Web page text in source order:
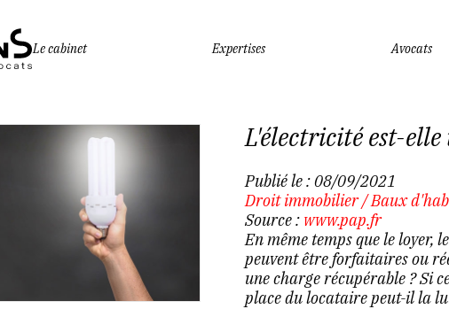
Le cabinet
Expertises Avocats
L'électricité est-
Publié le :08/09/2021
Droit immobilier/Baux
Source : www.pap.fr
En même temps que le loyer,
peuvent être forfaitaires ou
une charge récupérable ? Si
place du locataire peut-il la